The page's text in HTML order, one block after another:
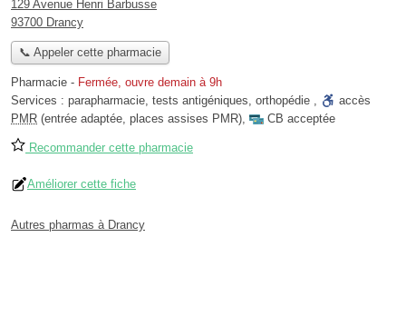
129 Avenue Henri Barbusse
93700 Drancy
📞 Appeler cette pharmacie
Pharmacie - Fermée, ouvre demain à 9h
Services : parapharmacie, tests antigéniques, orthopédie ,
accès
PMR (entrée adaptée, places assises PMR), CB acceptée
Recommander cette pharmacie
Améliorer cette fiche
Autres pharmas à Drancy